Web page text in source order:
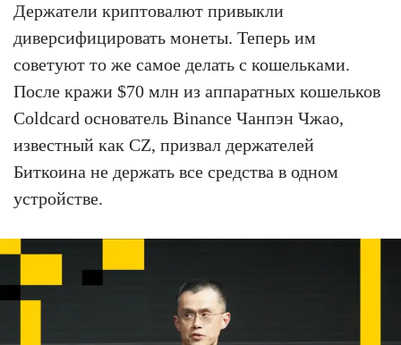
Держатели криптовалют привыкли
диверсифицировать монеты. Теперь им
советуют то же самое делать с кошельками.
После кражи $70 млн из аппаратных кошельков
Coldcard основатель Binance Чанпэн Чжао,
известный как CZ, призвал держателей
Биткоина не держать все средства в одном
устройстве.